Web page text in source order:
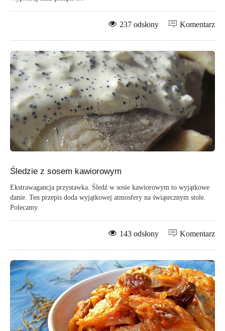
Komentarz
237 odsłony
Śledzie z sosem kawiorowym
Ekstrawagancja przystawka. Śledź w sosie kawiorowym to wyjątkowe
danie. Ten przepis doda wyjątkowej atmosfery na świątecznym stole.
Polecamy.
Komentarz
143 odsłony